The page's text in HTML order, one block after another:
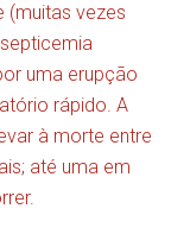
(muitas vezes
uma erupção
rápido. A
à morte entre
até uma em